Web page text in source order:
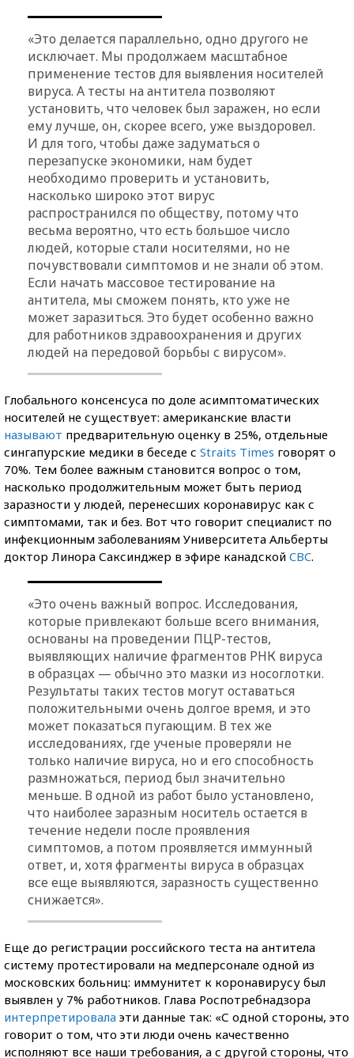
«Это делается параллельно, одно другого не
исключает. Мы продолжаем масштабное
применение тестов для выявления носителей
вируса. А тесты на антитела позволяют
установить, что человек был заражен, но если
ему лучше, он, скорее всего, уже выздоровел.
И для того, чтобы даже задуматься о
перезапуске экономики, нам будет
необходимо проверить и установить,
насколько широко этот вирус
распространился по обществу, потому что
весьма вероятно, что есть большое число
людей, которые стали носителями, но не
почувствовали симптомов и не знали об этом.
Если начать массовое тестирование на
антитела, мы сможем понять, кто уже не
может заразиться. Это будет особенно важно
для работников здравоохранения и других
людей на передовой борьбы с вирусом».
Глобального консенсуса по доле асимптоматических
носителей не существует: американские власти
называют предварительную оценку в 25%, отдельные
сингапурские медики в беседе с Straits Times говорят о
70%. Тем более важным становится вопрос о том,
насколько продолжительным может быть период
заразности у людей, перенесших коронавирус как с
симптомами, так и без. Вот что говорит специалист по
инфекционным заболеваниям Университета Альберты
доктор Линора Саксинджер в эфире канадской CBC.
«Это очень важный вопрос. Исследования,
которые привлекают больше всего внимания,
основаны на проведении ПЦР-тестов,
выявляющих наличие фрагментов РНК вируса
в образцах — обычно это мазки из носоглотки.
Результаты таких тестов могут оставаться
положительными очень долгое время, и это
может показаться пугающим. В тех же
исследованиях, где ученые проверяли не
только наличие вируса, но и его способность
размножаться, период был значительно
меньше. В одной из работ было установлено,
что наиболее заразным носитель остается в
течение недели после проявления
симптомов, а потом проявляется иммунный
ответ, и, хотя фрагменты вируса в образцах
все еще выявляются, заразность существенно
снижается».
Еще до регистрации российского теста на антитела
систему протестировали на медперсонале одной из
московских больниц: иммунитет к коронавирусу был
выявлен у 7% работников. Глава Роспотребнадзора
интерпретировала эти данные так: «С одной стороны, это
говорит о том, что эти люди очень качественно
исполняют все наши требования, а с другой стороны, что